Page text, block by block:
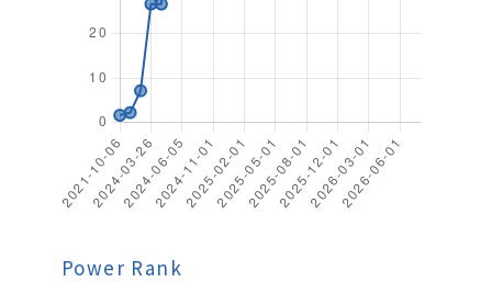
Power Rank